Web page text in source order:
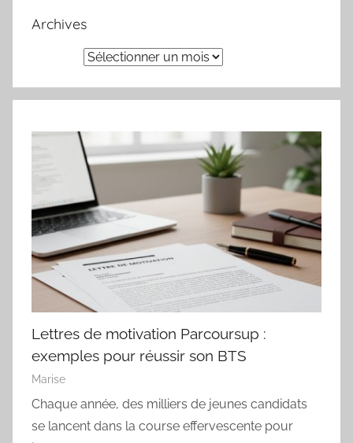
Archives
Lettres de motivation Parcoursup :
exemples pour réussir son BTS
Marise
Chaque année, des milliers de jeunes candidats
se lancent dans la course effervescente pour